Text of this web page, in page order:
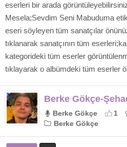
eserleri bir arada
Mesela;Sevdim Seni Mabuduma
eseri söyleyen tüm sanatçılar
tıklanarak sanatçının tüm
kategorideki tüm eserler
tıklayarak o albümdeki tüm eserler
Berke Gökçe-
Berke Gökçe 1
Berke Gökçe